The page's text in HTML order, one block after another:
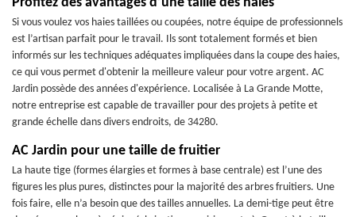
Si vous voulez vos haies taillées ou coupées, notre équipe de professionnels
est l’artisan parfait pour le travail. Ils sont totalement formés et bien
informés sur les techniques adéquates impliquées dans la coupe des haies,
ce qui vous permet d'obtenir la meilleure valeur pour votre argent. AC
Jardin possède des années d'expérience. Localisée à La Grande Motte,
notre entreprise est capable de travailler pour des projets à petite et
grande échelle dans divers endroits, de 34280.
AC Jardin pour une taille de fruitier
La haute tige (formes élargies et formes à base centrale) est l’une des
figures les plus pures, distinctes pour la majorité des arbres fruitiers. Une
fois faire, elle n’a besoin que des tailles annuelles. La demi-tige peut être